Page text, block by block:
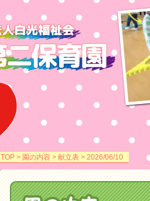
TOP > 園の内容 > 献立表 > 2026/06/10